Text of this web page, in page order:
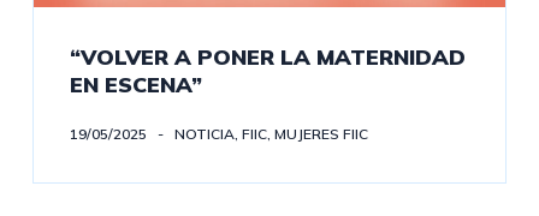
“VOLVER A PONER LA MATERNIDAD
EN ESCENA”
19/05/2025 NOTICIA FIIC, MUJERES FIIC